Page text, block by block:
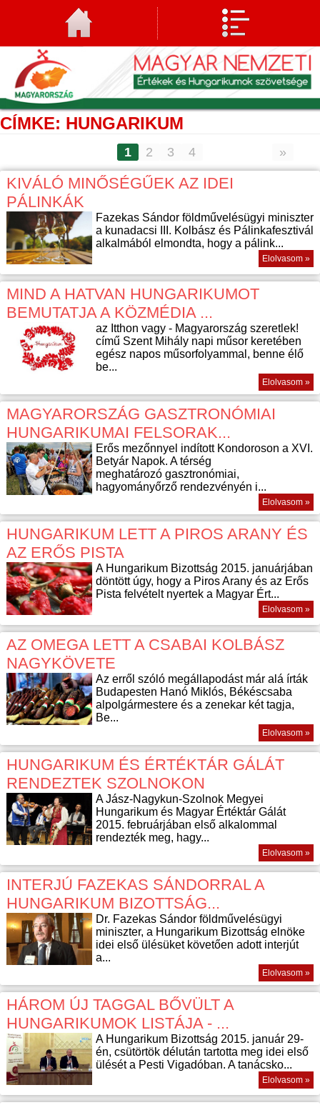
CÍMKE: HUNGARIKUM
1 2 3 4 »
KIVÁLÓ MINŐSÉGŰEK AZ IDEI
PÁLINKÁK
Fazekas Sándor földművelésügyi miniszter
a kunadacsi III. Kolbász és Pálinkafesztivál
alkalmából elmondta, hogy a pálink...
Elolvasom »
MIND A HATVAN HUNGARIKUMOT
BEMUTATJA A KÖZMÉDIA ...
az Itthon vagy - Magyarország szeretlek!
című Szent Mihály napi műsor keretében
egész napos műsorfolyammal, benne élő
be...
Elolvasom »
MAGYARORSZÁG GASZTRONÓMIAI
HUNGARIKUMAI FELSORAK...
Erős mezőnnyel indított Kondoroson a XVI.
Betyár Napok. A térség
meghatározó gasztronómiai,
hagyományőrző rendezvényén i...
Elolvasom »
HUNGARIKUM LETT A PIROS ARANY ÉS
AZ ERŐS PISTA
A Hungarikum Bizottság 2015. januárjában
döntött úgy, hogy a Piros Arany és az Erős
Pista felvételt nyertek a Magyar Ért...
Elolvasom »
AZ OMEGA LETT A CSABAI KOLBÁSZ
NAGYKÖVETE
Az erről szóló megállapodást már alá írták
Budapesten Hanó Miklós, Békéscsaba
alpolgármestere és a zenekar két tagja,
Be...
Elolvasom »
HUNGARIKUM ÉS ÉRTÉKTÁR GÁLÁT
RENDEZTEK SZOLNOKON
A Jász-Nagykun-Szolnok Megyei
Hungarikum és Magyar Értéktár Gálát
2015. februárjában első alkalommal
rendezték meg, hagy...
Elolvasom »
INTERJÚ FAZEKAS SÁNDORRAL A
HUNGARIKUM BIZOTTSÁG...
Dr. Fazekas Sándor földművelésügyi
miniszter, a Hungarikum Bizottság elnöke
idei első ülésüket követően adott interjút
a...
Elolvasom »
HÁROM ÚJ TAGGAL BŐVÜLT A
HUNGARIKUMOK LISTÁJA - ...
A Hungarikum Bizottság 2015. január 29-
én, csütörtök délután tartotta meg idei első
ülését a Pesti Vigadóban. A tanácsko...
Elolvasom »